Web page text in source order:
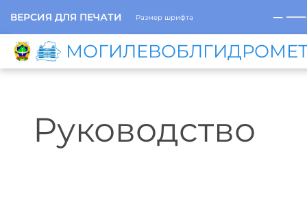
ВЕРСИЯ ДЛЯ ПЕЧАТИ Размер шрифта ─
Руководство